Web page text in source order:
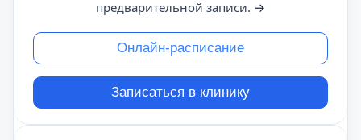
предварительной записи. →
Онлайн-расписание
Записаться в клинику